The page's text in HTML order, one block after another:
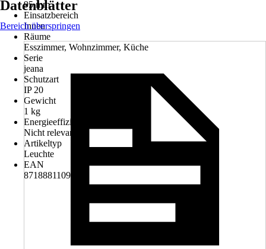
95 mm
Einsatzbereich
Innen
Räume
Esszimmer, Wohnzimmer, Küche
Serie
jeana
Schutzart
IP 20
Gewicht
1 kg
Energieeffizienzklasse
Nicht relevant
Artikeltyp
Leuchte
EAN
8718881109546
Datenblätter
Bereich überspringen